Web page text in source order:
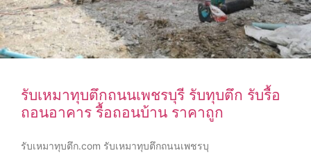
รับเหมาทุบตึกถนนเพชรบุรี รับทุบตึก รับรื้อ
ถอนอาคาร รื้อถอนบ้าน ราคาถูก
รับเหมาทุบตึก.com รับเหมาทุบตึกถนนเพชรบุ